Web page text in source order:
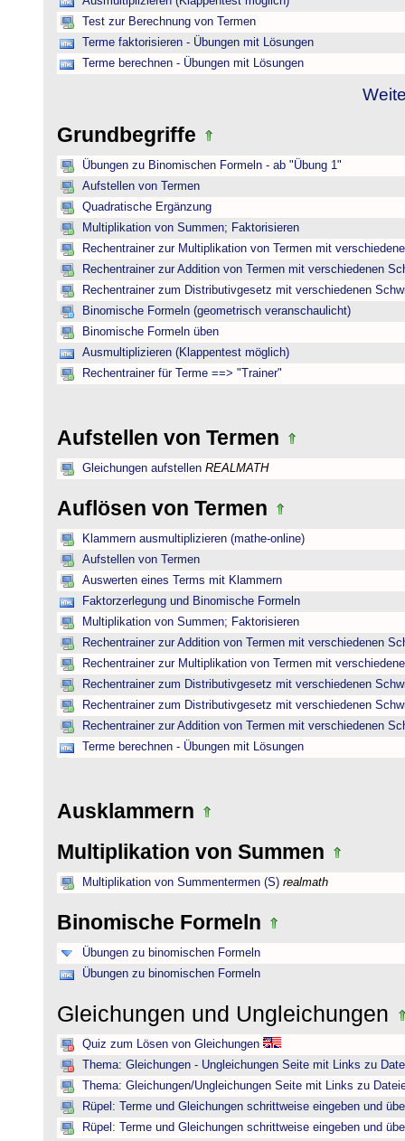
Test zur Berechnung von Termen
Terme faktorisieren - Übungen mit Lösungen
Terme berechnen - Übungen mit Lösungen
Grundbegriffe
Übungen zu Binomischen Formeln - ab "Übung 1"
Aufstellen von Termen
Quadratische Ergänzung
Multiplikation von Summen; Faktorisieren
Rechentrainer zur Multiplikation von Termen mit
Rechentrainer zur Addition von Termen mit verschiedenen
Rechentrainer zum Distributivgesetz mit verschiedenen
Binomische Formeln (geometrisch veranschaulicht)
Binomische Formeln üben
Ausmultiplizieren (Klappentest möglich)
Rechentrainer für Terme ==> "Trainer"
Aufstellen von Termen
Gleichungen aufstellen REALMATH
Auflösen von Termen
Klammern ausmultiplizieren (mathe-online)
Aufstellen von Termen
Auswerten eines Terms mit Klammern
Faktorzerlegung und Binomische Formeln
Multiplikation von Summen; Faktorisieren
Rechentrainer zur Addition von Termen mit verschiedenen
Rechentrainer zur Multiplikation von Termen mit
Rechentrainer zum Distributivgesetz mit verschiedenen
Rechentrainer zum Distributivgesetz mit verschiedenen
Rechentrainer zur Addition von Termen mit verschiedenen
Terme berechnen - Übungen mit Lösungen
Ausklammern
Multiplikation von Summen
Multiplikation von Summentermen (S) realmath
Binomische Formeln
Übungen zu binomischen Formeln
Übungen zu binomischen Formeln
Gleichungen und Ungleichungen
Quiz zum Lösen von Gleichungen
Thema: Gleichungen - Ungleichungen Seite mit Links zu
Thema: Gleichungen/Ungleichungen Seite mit Links zu
Rüpel: Terme und Gleichungen schrittweise eingeben und
Rüpel: Terme und Gleichungen schrittweise eingeben und